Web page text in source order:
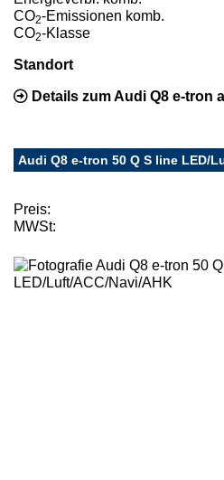
CO2-Emissionen komb.
CO2-Klasse
Standort
Details zum Audi Q8 e-tron
Audi Q8 e-tron 50 Q S line LED/
Preis:
MWSt: